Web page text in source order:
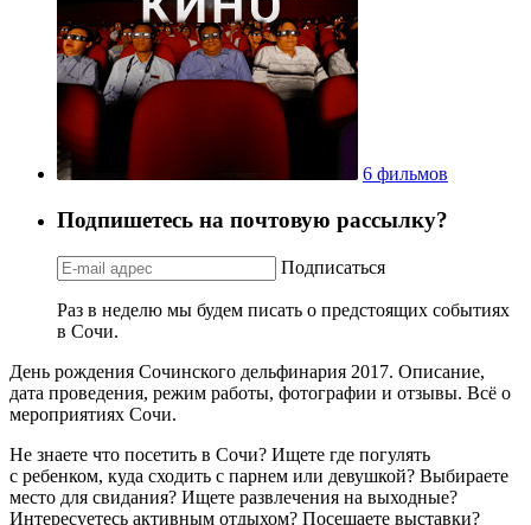
6 фильмов
Подпишетесь на почтовую рассылку?
Подписаться
Раз в неделю мы будем писать о предстоящих событиях
в Сочи.
День рождения Сочинского дельфинария 2017. Описание,
дата проведения, режим работы, фотографии и отзывы. Всё о
мероприятиях Сочи.
Не знаете что посетить в Сочи? Ищете где погулять
с ребенком, куда сходить с парнем или девушкой? Выбираете
место для свидания? Ищете развлечения на выходные?
Интересуетесь активным отдыхом? Посещаете выставки?